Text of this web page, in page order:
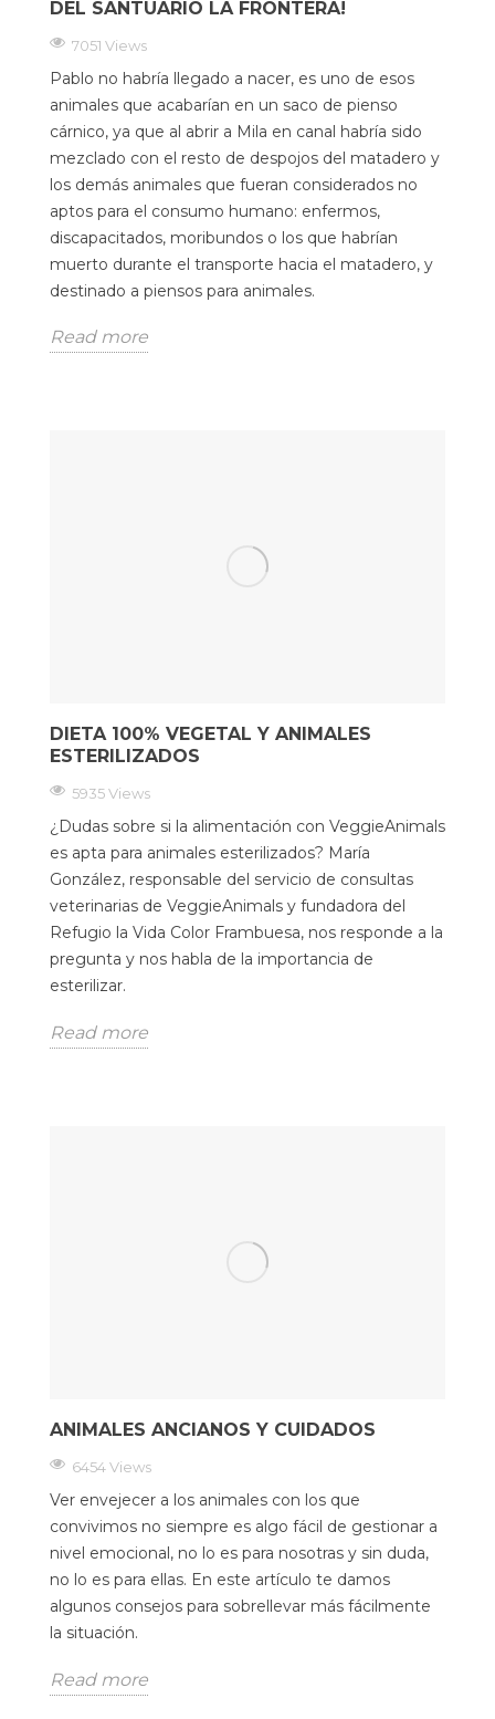
DEL SANTUARIO LA FRONTERA!
7051 Views
Pablo no habría llegado a nacer, es uno de esos
animales que acabarían en un saco de pienso
cárnico, ya que al abrir a Mila en canal habría sido
mezclado con el resto de despojos del matadero y
los demás animales que fueran considerados no
aptos para el consumo humano: enfermos,
discapacitados, moribundos o los que habrían
muerto durante el transporte hacia el matadero, y
destinado a piensos para animales.
Read more
DIETA 100% VEGETAL Y ANIMALES
ESTERILIZADOS
5935 Views
¿Dudas sobre si la alimentación con VeggieAnimals
es apta para animales esterilizados? María
González, responsable del servicio de consultas
veterinarias de VeggieAnimals y fundadora del
Refugio la Vida Color Frambuesa, nos responde a la
pregunta y nos habla de la importancia de
esterilizar.
Read more
ANIMALES ANCIANOS Y CUIDADOS
6454 Views
Ver envejecer a los animales con los que
convivimos no siempre es algo fácil de gestionar a
nivel emocional, no lo es para nosotras y sin duda,
no lo es para ellas. En este artículo te damos
algunos consejos para sobrellevar más fácilmente
la situación.
Read more